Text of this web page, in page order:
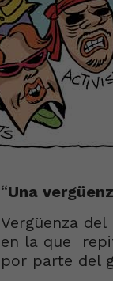
“Una
Vergüenza
en la que
por parte del